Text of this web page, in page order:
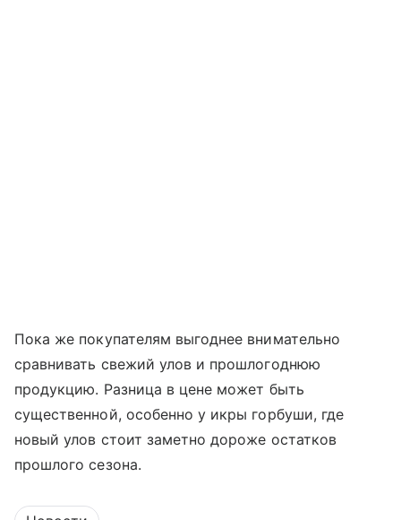
Пока же покупателям выгоднее внимательно
сравнивать свежий улов и прошлогоднюю
продукцию. Разница в цене может быть
существенной, особенно у икры горбуши, где
новый улов стоит заметно дороже остатков
прошлого сезона.